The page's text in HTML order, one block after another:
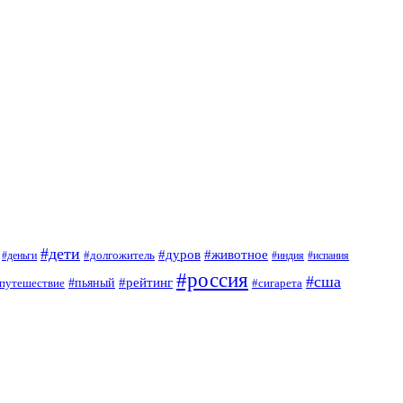
#деньги #дети #долгожитель #дуров #животное #индия #испания
#пьяный #рейтинг #россия #сигарета #сша